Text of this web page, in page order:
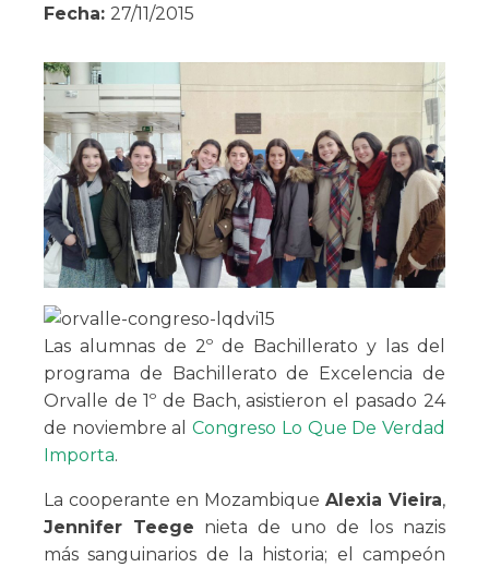
Fecha: 27/11/2015
Las alumnas de 2º de Bachillerato y las del
programa de Bachillerato de Excelencia de
Orvalle de 1º de Bach, asistieron el pasado 24
de noviembre alCongreso Lo Que De Verdad
Importa.
La cooperante en Mozambique Alexia Vieira,
Jennifer Teege nieta de uno de los nazis
más sanguinarios de la historia; el campeón